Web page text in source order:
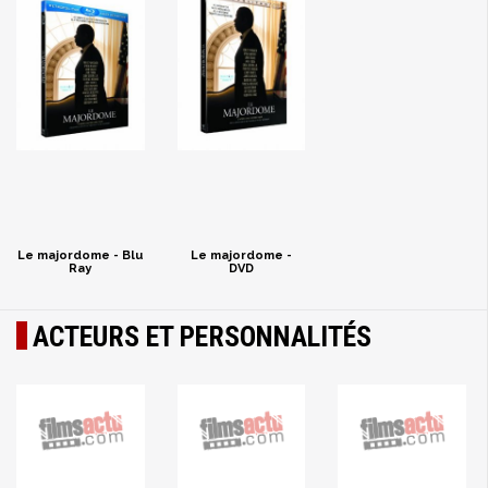
Le majordome - Blu
Ray
Le majordome -
DVD
ACTEURS ET PERSONNALITÉS